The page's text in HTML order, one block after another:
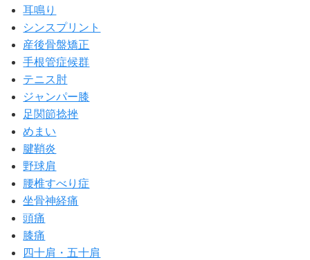
耳鳴り
シンスプリント
産後骨盤矯正
手根管症候群
テニス肘
ジャンパー膝
足関節捻挫
めまい
腱鞘炎
野球肩
腰椎すべり症
坐骨神経痛
頭痛
膝痛
四十肩・五十肩